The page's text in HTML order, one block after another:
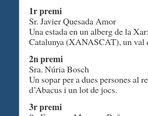
1r premi
Sr. Javier Quesada Amor
Una estada en un alberg de la
Catalunya (XANASCAT), un val
2n premi
Sra. Núria Bosch
Un sopar per a dues persones al
d’Abacus i un lot de jocs.
3r premi